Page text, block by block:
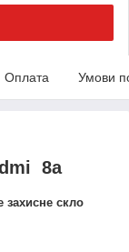
Оплата Умови
8a
захисне скло